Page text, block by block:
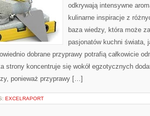
odkrywają intensywne
kulinarne inspiracje z
baza wiedzy, która może
pasjonatów kuchni świata,
dobrane przyprawy potrafią całkowicie
strony koncentruje się wokół egzotycznych
ponieważ przyprawy […]
EXCELRAPORT